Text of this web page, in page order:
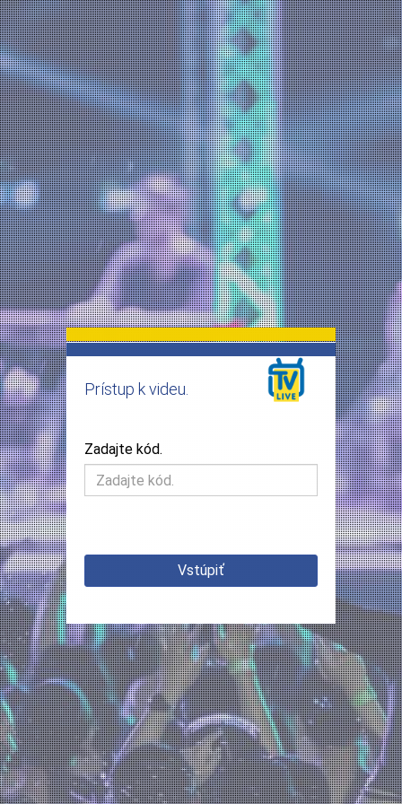
Image 01
Prístup k videu.
Zadajte kód.
Vstúpiť